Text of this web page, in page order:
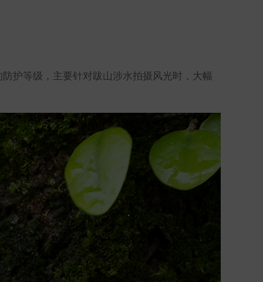
护等级，主要针对跋山涉水拍摄风光时，大幅